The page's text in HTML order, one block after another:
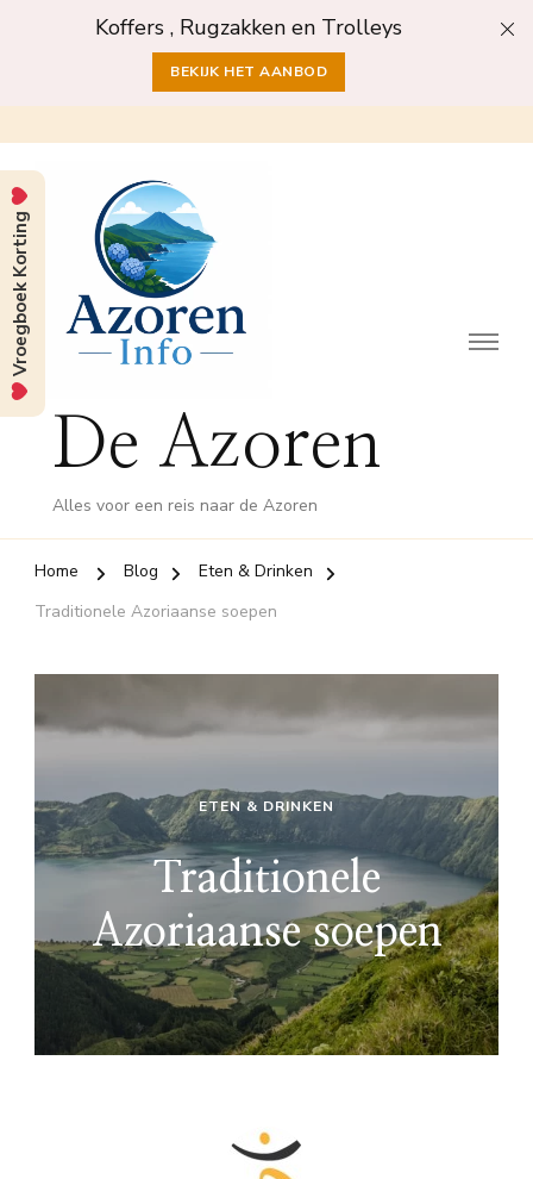
Koffers , Rugzakken en Trolleys
BEKIJK HET AANBOD
De Azoren
Alles voor een reis naar de Azoren
Home Blog
Eten & Drinken
Traditionele Azoriaanse soepen
ETEN & DRINKEN
Traditionele
Azoriaanse soepen
Vroegboek Korting